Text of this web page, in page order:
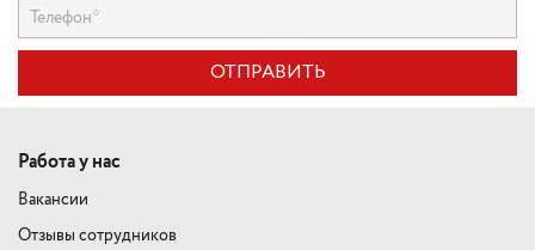
ОТПРАВИТЬ
Работа у нас
Вакансии
Отзывы сотрудников